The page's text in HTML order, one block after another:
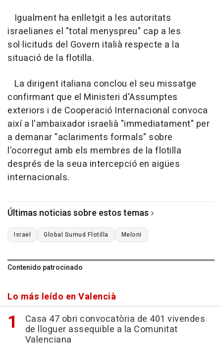
Igualment ha enlletgit a les autoritats
israelianes el "total menyspreu" cap a les
sol·licituds del Govern italià respecte a la
situació de la flotilla.
La dirigent italiana conclou el seu missatge
confirmant que el Ministeri d'Assumptes
exteriors i de Cooperació Internacional convoca
així a l'ambaixador israelià "immediatament" per
a demanar "aclariments formals" sobre
l'ocorregut amb els membres de la flotilla
després de la seua intercepció en aigües
internacionals.
Últimas noticias sobre estos temas
Israel Global Sumud Flotilla Meloni
Contenido patrocinado
Lo más leído en Valencià
Casa 47 obri convocatòria de 401 vivendes
de lloguer assequible a la Comunitat
Valenciana